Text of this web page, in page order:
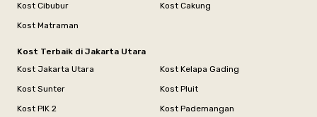
Kost Cibubur
Kost Cakung
Kost Matraman
Kost Terbaik di Jakarta Utara
Kost Jakarta Utara
Kost Kelapa Gading
Kost Sunter
Kost Pluit
Kost PIK 2
Kost Pademangan